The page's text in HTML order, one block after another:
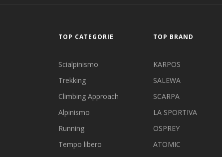
TOP CATEGORIE
Scialpinismo
Trekking
Climbing Approach
Alpinismo
Running
Tempo libero
TOP BRAND
KARPOS
SALEWA
SCARPA
LA SPORTIVA
OSPREY
ATOMIC